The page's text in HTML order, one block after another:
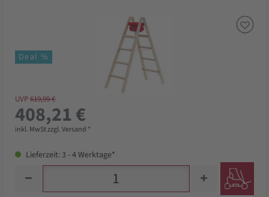
Deal %
UVP619,99 €
408,21 €
inkl. MwSt zzgl. Versand *
Lieferzeit: 3 - 4 Werktage*